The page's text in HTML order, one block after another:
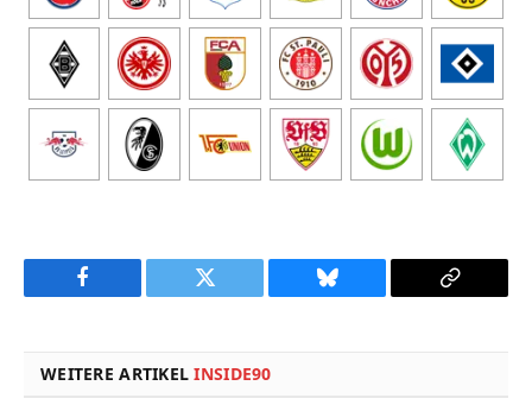
Facebook Twitter Bluesky
Copy
WEITERE ARTIKELINSIDE90